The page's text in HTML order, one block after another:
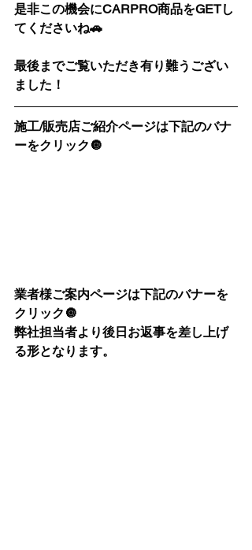
是非この機会にCARPRO商品をGETし
てくださいね🚗
最後までご覧いただき有り難うござい
ました！
施工/販売店ご紹介ページは下記のバナ
ーをクリック🔘
業者様ご案内ページは下記のバナーを
クリック🔘
弊社担当者より後日お返事を差し上げ
る形となります。